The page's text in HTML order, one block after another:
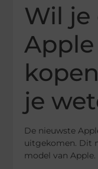
Wil je
je
De nieuwste
uitgekomen. Dit
model van Apple.